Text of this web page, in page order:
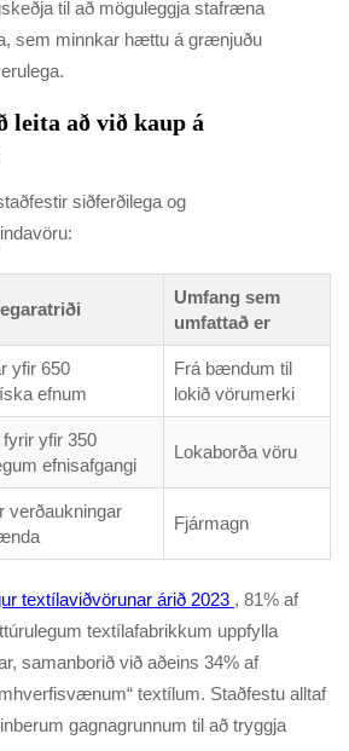
til að möguleggja stafræna
sem minnkar hættu á grænjuðu
leita að við kaup á
siðferðilega og
Umfang sem
umfattað er
yfir 650
efnum
Frá bændum til
lokið vörumerki
fyrir yfir 350
efnisafgangi
Lokaborða vöru
verðaukningar
Fjármagn
textílaviðvörunar árið 2023 , 81% af
textílafabrikkum uppfylla
samanborið við aðeins 34% af
textílum. Staðfestu alltaf
gagnagrunnum til að tryggja